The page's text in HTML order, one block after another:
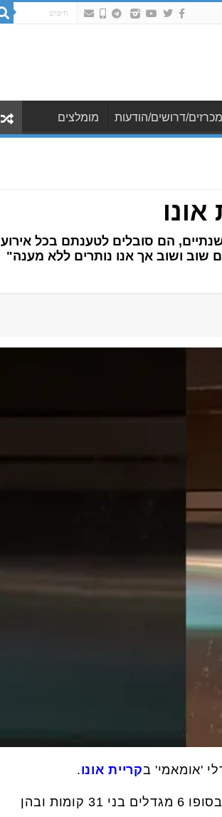
מכרזים/דרושים/הודעות מומלצים
הם סובלים לטענתם בכל אירוע
שוב ושוב אך אנו נותרים ללא מענה"
'אומאמי' בקריית אונו.
מתחם המגורים אומאמי נבנה בשכונת אריאל שרון החדשה במערב העיר, ויכלול בסופו 6 מגדלים בני 31 קומות ובהן